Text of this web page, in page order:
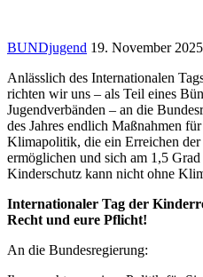
BUNDjugend 19. November
Anlässlich des Internationalen
richten wir uns – als Teil eines
Jugendverbänden – an die
des Jahres endlich Maßnahmen
Klimapolitik, die ein Erreichen
ermöglichen und sich am 1,5
Kinderschutz kann nicht ohne
Internationaler Tag der
Recht und eure Pflicht!
An die Bundesregierung: